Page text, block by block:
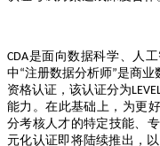
CDA是面向数据科学、人
中“注册数据分析师”是商业
资格认证 ，该认证分为
能力。在此基础上，为更
分考核人才的特定技能、
元化认证即将陆续推出，